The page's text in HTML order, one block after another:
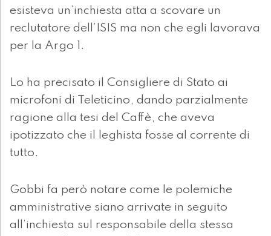
esisteva un’inchiesta atta a scovare un
reclutatore dell’ISIS ma non che egli lavorava
per la Argo 1.
Lo ha precisato il Consigliere di Stato ai
microfoni di Teleticino, dando parzialmente
ragione alla tesi del Caffè, che aveva
ipotizzato che il leghista fosse al corrente di
tutto.
Gobbi fa però notare come le polemiche
amministrative siano arrivate in seguito
all’inchiesta sul responsabile della stessa